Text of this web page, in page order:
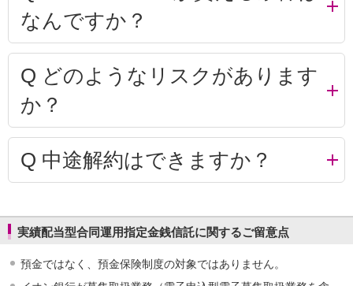
なんですか？
Q どのようなリスクがあります
か？
Q 中途解約はできますか？
実績配当型合同運用指定金銭信託に関するご留意点
預金ではなく、預金保険制度の対象ではありません。